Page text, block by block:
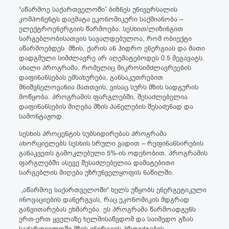
“აწარმოე საქართველოში” ბიზნეს უნივერსალის
კომპონენტს დაემატა ეკონომიკური საქმიანობა –
ელექტროენერგიის წარმოება. სესხით/ლიზინგით
სარგებლობისათვის სავალდებულოა, რომ ობიექტი
აწარმოებდეს მზის, ქარის ან ჰიდრო ენერგიას და მათი
დადგმული სიმძლავრე არ აღემატებოდეს 0.5 მეგავატს.
ახალი პროგრამა, რომელიც მიკროსიმძლავრეების
დაფინანსებას ემსახურება, განსაკუთრებით
მნიშვნელოვანია მათთვის, ვისაც სურს მზის სადგურის
მოწყობა. პროგრამის ფარგლებში, შესაძლებელია
დაფინანსების მიღება მზის პანელების შესაძენად და
სამონტაჟოდ.
სესხის პროცენტის სუბსიდირებას პროგრამა
ახორციელებს სესხის სრული ვადით – რეფინანსირების
განაკვეთს გამოკლებული 5%-ის ოდენობით. პროგრამის
ფარგლებში ასევე შესაძლებელია დამატებითი
სარგებლის მიღება უზრუნველყოფის ნაწილში.
„აწარმოე საქართველოში“ ხელს უწყობს ენერგეტიკული
ინოვაციების დანერგვას, რაც ეკონომიკის მდგრად
განვითარებას ეხმარება. ეს პროგრამა წარმოადგენს
ერთ-ერთ ყველაზე ხელმისაწვდომ და საიმედო გზას